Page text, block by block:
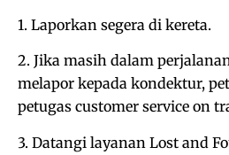
1. Laporkan segera di kereta.
2. Jika masih dalam
melapor kepada kondektur,
petugas customer service on
3. Datangi layanan Lost and